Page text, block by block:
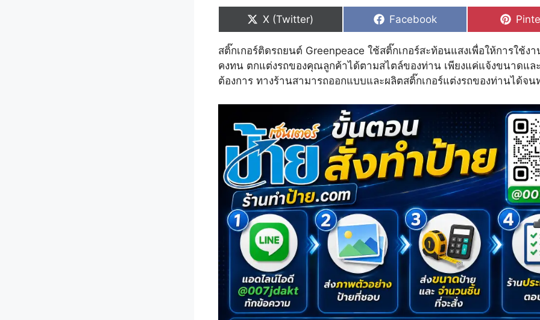
Share
X (Twitter)
Share
Facebook
สติ๊กเกอร์ติดรถยนต์ Greenpeace ใช้สติ๊กเกอร์สะท้อนแสงเพื่อให้การใช้ง
คงทน ตกแต่งรถของคุณลูกค้าได้ตามสไตล์ของท่าน เพียงแค่แจ้งขนาดแล
ต้องการ ทางร้านสามารถออกแบบและผลิตสติ๊กเกอร์แต่งรถของท่านได้จน